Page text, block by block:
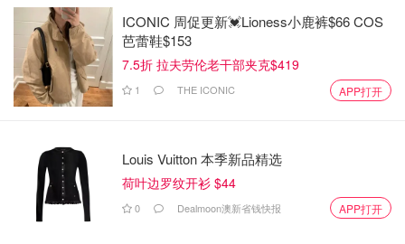
ICONIC 周促更新💓Lioness小鹿裤$66 COS
芭蕾鞋$153
7.5折 拉夫劳伦老干部夹克$419
1 THE ICONIC APP打开
Louis Vuitton 本季新品精选
荷叶边罗纹开衫 $44
0 Dealmoon澳新省钱快报 APP打开